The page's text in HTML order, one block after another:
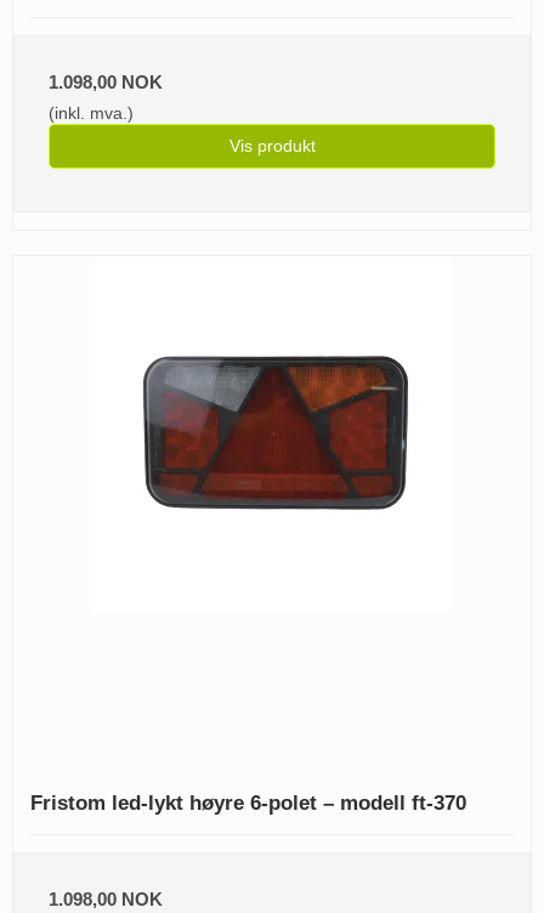
1.098,00 NOK
(inkl. mva.)
Vis produkt
Fristom led-lykt høyre 6-polet – modell ft-370
1.098,00 NOK